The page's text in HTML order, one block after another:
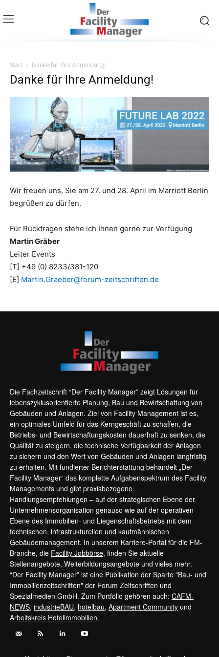
Start Danke für Ihre Anmeldung!
Danke für Ihre Anmeldung!
Wir freuen uns, Sie am 27. und 28. April im Marriott Berlin
begrüßen zu dürfen.
Für Rückfragen stehe ich Ihnen gerne zur Verfügung
Martin Gräber
Leiter Events
[T] +49 (0) 8233/381-120
[E] Martin.Graeber@forum-zeitschriften.de
Die Fachzeitschrift “Der Facility Manager” zeigt Lösungen für
lebenszyklusorientierte Planung, Bau und Bewirtschaftung von
Gebäuden und Anlagen. Ziel von Facility Management ist es,
ein optimales Umfeld für das Kerngeschäft zu schaffen, die
Betriebs- und Bewirtschaftungskosten dauerhaft zu senken, die
Qualität zu steigern, die technische Verfügbarkeit der Anlagen
zu sichern und den Wert von Gebäuden und Anlagen langfristig
zu erhalten. Mit fundierter Berichterstattung behandelt „Der
Facility Manager“ das komplette Aufgabenspektrum des Facility
Managements und gibt praxisbezogene
Handlungsempfehlungen – auf der strategischen Ebene der
Unternehmensorganisation genauso wie auf der operativen
Ebene des Immobilien- und Liegenschaftsbetriebs mit dem
technischen, infrastrukturellen und kaufmännischen
Gebäudemanagement. In unserem Karriere-Portal für die FM-
Branche, die Facility Jobbörse, finden Sie aktuelle
Stellenangebote, Weiterbildungsangebote und vieles mehr.
“Der Facility Manager” ist eine Publikation der Sparte "Bau- und
Immobilienzeitschriften" der Forum Zeitschriften und
Spezialmedien GmbH. Zum Portfolio gehören auch: CAFM-
NEWS, industrieBAU, hotelbau, Apartment Community und
Arbeitskreis Hotelimmobilien.